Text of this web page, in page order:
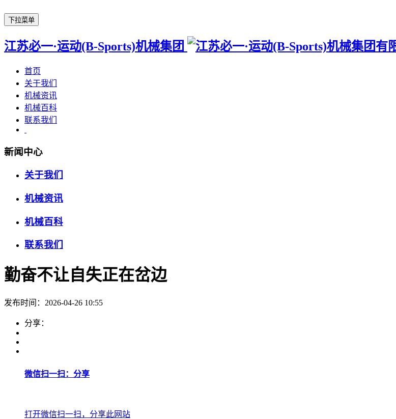
下拉菜单
江苏必一·运动(B-Sports)机械集团
首页
关于我们
机械资讯
机械百科
联系我们
新闻中心
关于我们
机械资讯
机械百科
联系我们
勤奋不让自失正在岔边
发布时间：2026-04-26 10:55
分享：
微信扫一扫：分享
打开微信扫一扫，分享此网站